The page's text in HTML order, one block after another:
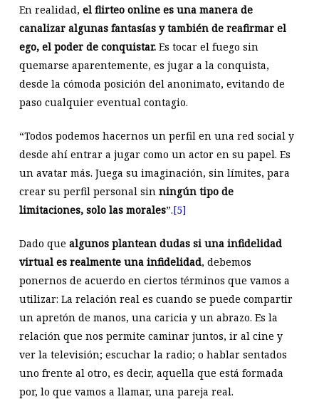
En realidad, el flirteo online es una manera de
canalizar algunas fantasías y también de reafirmar el
ego, el poder de conquistar.Es tocar el fuego sin
quemarse aparentemente, es jugar a la conquista,
desde la cómoda posición del anonimato, evitando de
paso cualquier eventual contagio.
“Todos podemos hacernos un perfil en una red social y
desde ahí entrar a jugar como un actor en su papel. Es
un avatar más. Juega su imaginación, sin límites, para
crear su perfil personal sin ningún tipo de
limitaciones, solo las morales”.[5]
Dado que algunos plantean dudas si una infidelidad
virtual es realmente una infidelidad, debemos
ponernos de acuerdo en ciertos términos que vamos a
utilizar: La relación real es cuando se puede compartir
un apretón de manos, una caricia y un abrazo. Es la
relación que nos permite caminar juntos, ir al cine y
ver la televisión; escuchar la radio; o hablar sentados
uno frente al otro, es decir, aquella que está formada
por, lo que vamos a llamar, una pareja real.